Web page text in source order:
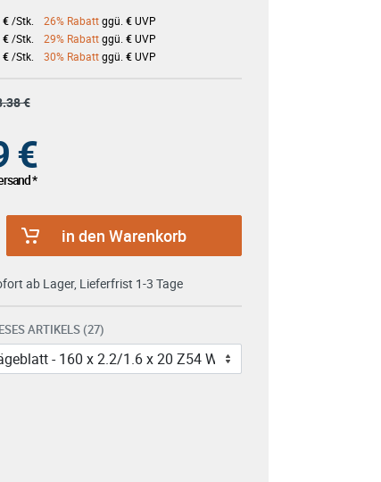
€/Stk. 26% Rabattggü. €UVP
€/Stk. 29% Rabattggü. €UVP
€/Stk. 30% Rabattggü. €UVP
€
€
*
in den Warenkorb
ab Lager, Lieferfrist 1-3 Tage
ARTIKELS (27)